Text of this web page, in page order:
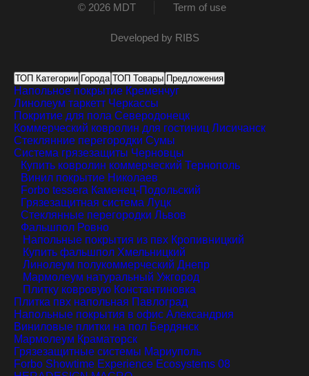
© 2026 MDT Term of use
Developed by RIBS
ТОП Категории Города ТОП Товары Предложения
Напольное покрытие Кременчуг
Линолеум таркетт Черкассы
Покритие для пола Северодонецк
Коммерческий ковролин для гостиниц Лисичанск
Стеклянние перегородки Сумы
Система грязезащиты Черновцы
Купить ковролин коммерческий Тернополь
Винил покрытие Николаев
Forbo tessera Каменец-Подольский
Грязезащитная система Луцк
Стеклянные перегородки Львов
Фальшпол Ровно
Напольные покрытия из пвх Кропивницкий
Купить фальшпол Хмельницкий
Линолеум полукоммерческий Днепр
Мармолеум натуральный Ужгород
Плитку ковровую Константиновка
Плитка пвх напольная Павлоград
Напольные покрытия в офис Александрия
Виниловые плитки на пол Бердянск
Мармолеум Краматорск
Грязезащитные системы Мариуполь
Forbo Showtime Experience Ecosystems 08